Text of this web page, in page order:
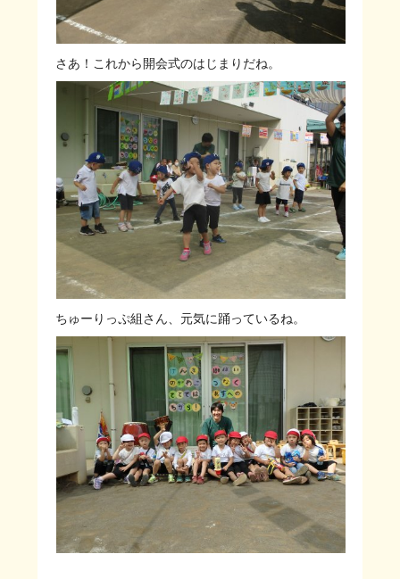
さあ！これから開会式のはじまりだね。
ちゅーりっぷ組さん、元気に踊っているね。